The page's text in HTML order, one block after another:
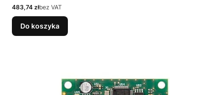
Cena
483,74 złbez VAT
Do koszyka